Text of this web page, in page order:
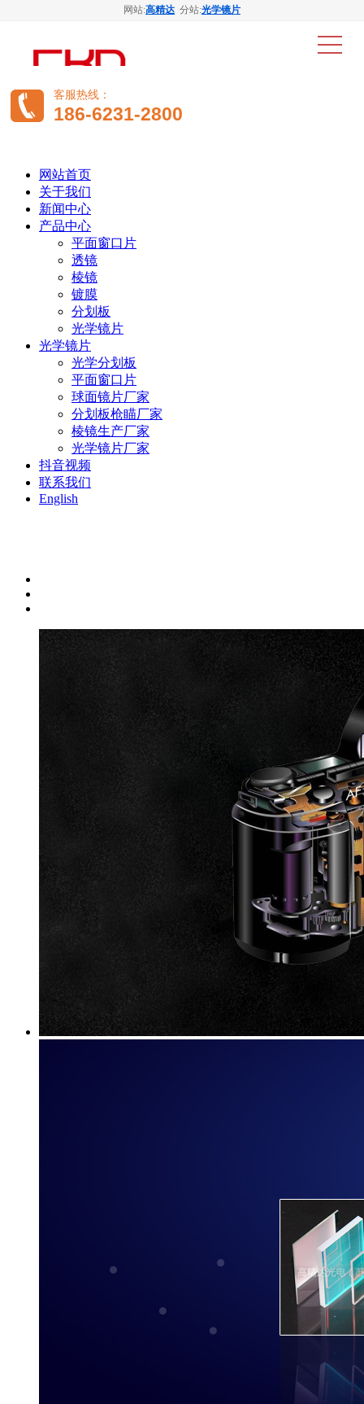
网站:高精达 分站:光学镜片
客服热线：
186-6231-2800
网站首页
关于我们
新闻中心
产品中心
平面窗口片
透镜
棱镜
镀膜
分划板
光学镜片
光学镜片
光学分划板
平面窗口片
球面镜片厂家
分划板枪瞄厂家
棱镜生产厂家
光学镜片厂家
抖音视频
联系我们
English